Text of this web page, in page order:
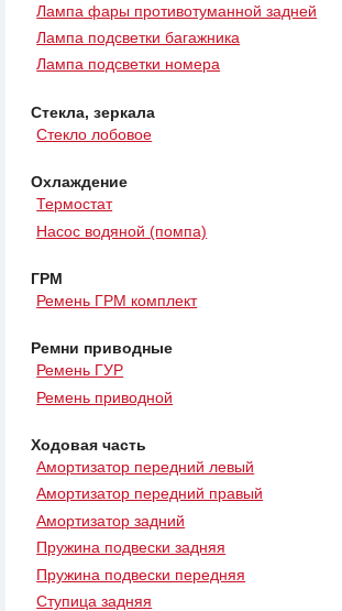
Лампа фары противотуманной задней
Лампа подсветки багажника
Лампа подсветки номера
Стекла, зеркала
Стекло лобовое
Охлаждение
Термостат
Насос водяной (помпа)
ГРМ
Ремень ГРМ комплект
Ремни приводные
Ремень ГУР
Ремень приводной
Ходовая часть
Амортизатор передний левый
Амортизатор передний правый
Амортизатор задний
Пружина подвески задняя
Пружина подвески передняя
Ступица задняя